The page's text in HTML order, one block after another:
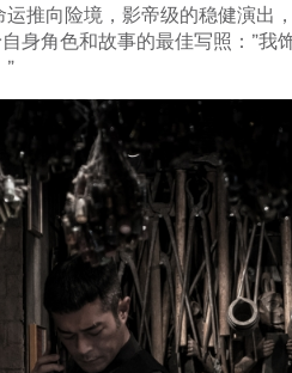
推向险境，影帝级的稳健演出
身角色和故事的最佳写照：”我